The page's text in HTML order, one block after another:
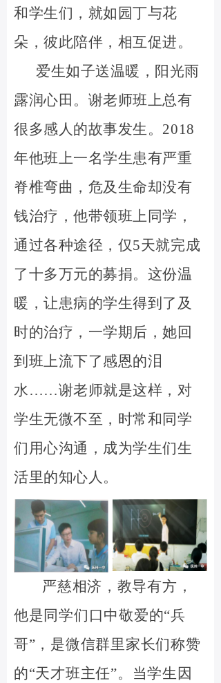
和学生们，就如园丁与花
朵，彼此陪伴，相互促进。
爱生如子送温暖，阳光雨
露润心田。谢老师班上总有
很多感人的故事发生。 2018
年他班上一名学生患有严重
脊椎弯曲，危及生命却没有
钱治疗，他带领班上同学，
通过各种途径，仅5天就完成
了十多万元的募捐。这份温
暖，让患病的学生得到了及
时的治疗，一学期后，她回
到班上流下了感恩的泪
水……谢老师就是这样，对
学生无微不至，时常和同学
们用心沟通，成为学生们生
活里的知心人。
严慈相济，教导有方，
他是同学们口中敬爱的“兵
哥”，是微信群里家长们称赞
的“天才班主任”。当学生因